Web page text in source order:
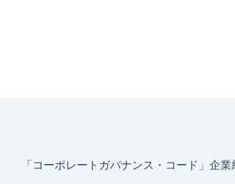
「コーポレートガバナンス・コード」企